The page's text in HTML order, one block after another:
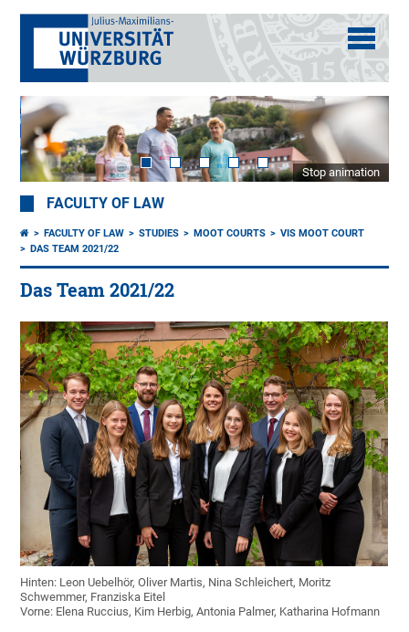
Stop animation
FACULTY OF LAW
FACULTY OF LAW STUDIES MOOT COURTS
VIS MOOT COURT
DAS TEAM 2021/22
Das Team 2021/22
Hinten: Leon Uebelhör, Oliver Martis, Nina Schleichert, Moritz
Schwemmer, Franziska Eitel
Vorne: Elena Ruccius, Kim Herbig, Antonia Palmer, Katharina Hofmann